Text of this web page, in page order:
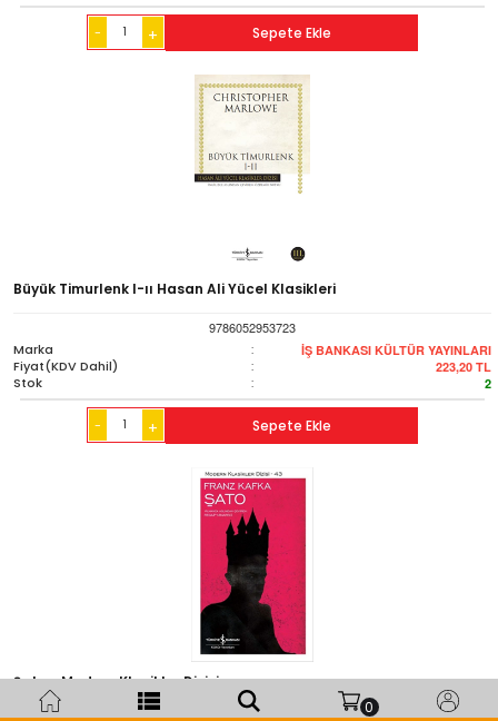
0
- + Sepete Ekle
Büyük Timurlenk I-ıı Hasan Ali Yücel Klasikleri
9786052953723
Marka
: İŞ BANKASI KÜLTÜR YAYINLARI
Fiyat(KDV Dahil) : 223,20 TL
Stok : 2
- + Sepete Ekle
Şato - Modern Klasikler Dizisi